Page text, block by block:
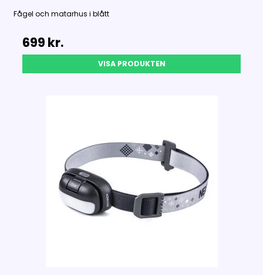
Fågel och matarhus i blått
699 kr.
VISA PRODUKTEN